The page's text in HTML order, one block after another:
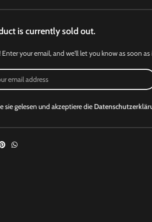
is currently sold out.
Enter your email, and we'll let you know as soon as
sie gelesen und akzeptiere die